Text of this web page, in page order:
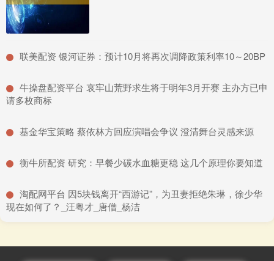
​联美配资 银河证券：预计10月将再次调降政策利率10～20BP
​牛操盘配资平台 哀牢山荒野求生将于明年3月开赛 主办方已申
请多枚商标
​基金华宝策略 蔡依林方回应演唱会争议 澄清舞台灵感来源
​衡牛所配资 研究：早餐少碳水血糖更稳 这几个原理你要知道
​淘配网平台 因5块钱离开“西游记”，为丑妻拒绝朱琳，徐少华
现在如何了？_汪粤才_唐僧_杨洁